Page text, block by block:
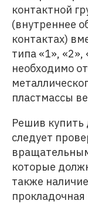
контактной
(внутреннее
контактах)
типа «1»,
необходимо
пластмассы
Решив купить
следует
которые
также